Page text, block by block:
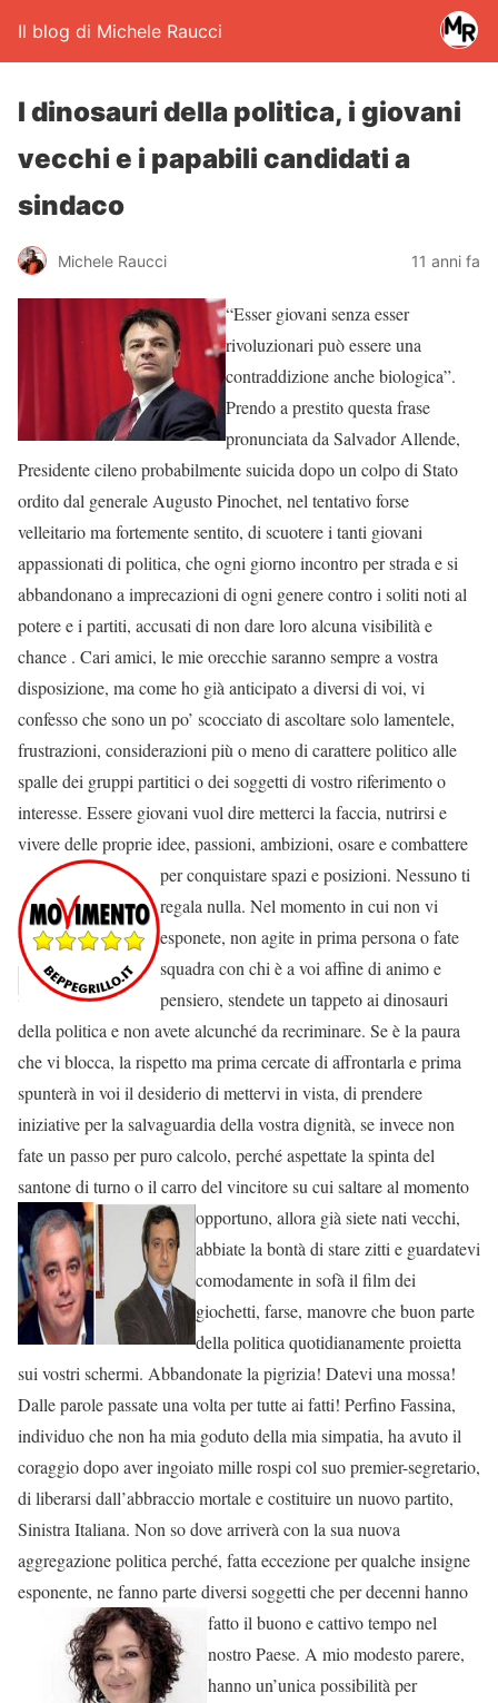
Il blog di Michele Raucci
I dinosauri della politica, i giovani
vecchi e i papabili candidati a
sindaco
Michele Raucci 11 anni fa
“Esser giovani senza esser
rivoluzionari può essere una
contraddizione anche biologica”.
Prendo a prestito questa frase
pronunciata da Salvador Allende,
Presidente cileno probabilmente suicida dopo un colpo di Stato
ordito dal generale Augusto Pinochet, nel tentativo forse
velleitario ma fortemente sentito, di scuotere i tanti giovani
appassionati di politica, che ogni giorno incontro per strada e si
abbandonano a imprecazioni di ogni genere contro i soliti noti al
potere e i partiti, accusati di non dare loro alcuna visibilità e
chance . Cari amici, le mie orecchie saranno sempre a vostra
disposizione, ma come ho già anticipato a diversi di voi, vi
confesso che sono un po’ scocciato di ascoltare solo lamentele,
frustrazioni, considerazioni più o meno di carattere politico alle
spalle dei gruppi partitici o dei soggetti di vostro riferimento o
interesse. Essere giovani vuol dire metterci la faccia, nutrirsi e
vivere delle proprie idee, passioni, ambizioni, osare e combattere
perconquistare spazi e posizioni. Nessuno ti
regala nulla. Nel momento in cui non vi
esponete, non agite in prima persona o fate
squadra con chi è a voi affine di animo e
pensiero, stendete un tappeto ai dinosauri
della politica e non avete alcunché da recriminare. Se è la paura
che vi blocca, la rispetto ma prima cercate di affrontarla e prima
spunterà in voi il desiderio di mettervi in vista, di prendere
iniziative per la salvaguardia della vostra dignità, se invece non
fate un passo per puro calcolo, perché aspettate la spinta del
santone di turno o il carro del vincitore su cui saltare al momento
opportuno, allora già siete nati vecchi,
abbiate la bontà di stare zitti e guardatevi
comodamente in sofà il film dei
giochetti, farse, manovre che buon parte
della politica quotidianamente proietta
sui vostri schermi. Abbandonate la pigrizia! Datevi una mossa!
Dalle parole passate una volta per tutte ai fatti! Perfino Fassina,
individuo che non ha mia goduto della mia simpatia, ha avuto il
coraggio dopo aver ingoiato mille rospi col suo premier-segretario,
di liberarsi dall’abbraccio mortale e costituire un nuovo partito,
Sinistra Italiana. Non so dove arriverà con la sua nuova
aggregazione politica perché, fatta eccezione per qualche insigne
esponente, ne fanno parte diversi soggetti che perdecenni hanno
fatto il buono e cattivo tempo nel
nostro Paese. A mio modesto parere,
hanno un’unica possibilità per